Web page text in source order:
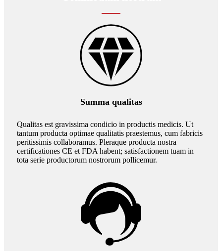
Summa qualitas
Qualitas est gravissima condicio in productis medicis. Ut
tantum producta optimae qualitatis praestemus, cum fabricis
peritissimis collaboramus. Pleraque producta nostra
certificationes CE et FDA habent; satisfactionem tuam in
tota serie productorum nostrorum pollicemur.